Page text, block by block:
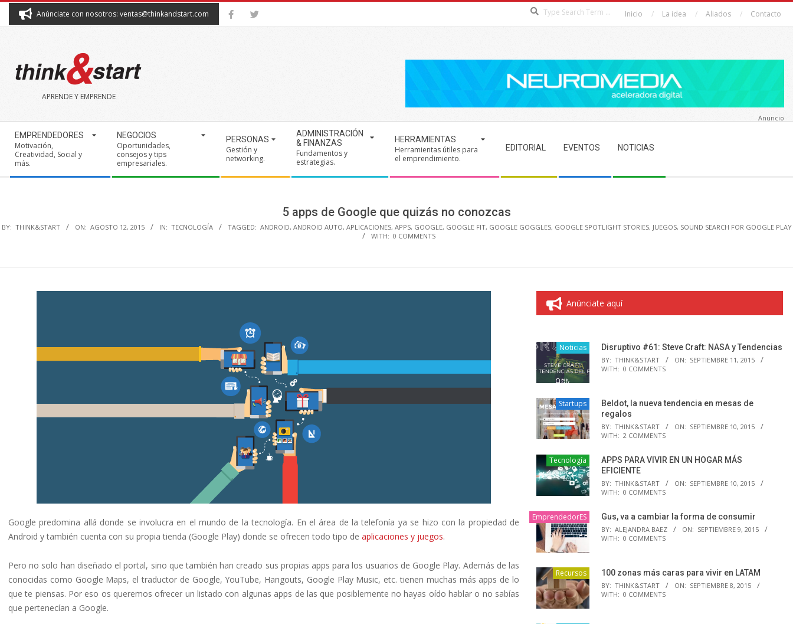
Anúnciate con nosotros: ventas@thinkandstart.com Inicio La idea Aliados Contacto
THINK&START
APRENDE Y EMPRENDE
Navigation
Menu
EMPRENDEDORES
Motivación,
Creatividad, Social y
más.
NEGOCIOS
Oportunidades,
consejos y tips
empresariales.
PERSONAS
Gestión y
networking.
ADMINISTRACIÓN
& FINANZAS
Fundamentos y
estrategias.
HERRAMIENTAS
Herramientas útiles para
el emprendimiento.
EDITORIAL EVENTOS NOTICIAS
Anuncio
5 apps de Google que quizás no conozcas
BY: THINK&START ON: AGOSTO 12, 2015 IN: TECNOLOGÍA TAGGED: ANDROID, ANDROID AUTO, APLICACIONES, APPS, GOOGLE, GOOGLE FIT, GOOGLE GOGGLES, GOOGLE SPOTLIGHT STORIES, JUEGOS, SOUND SEARCH FOR GOOGLE PLAY
WITH: 0 COMMENTS
Google predomina allá donde se involucra en el mundo de la tecnología. En el área de la telefonía ya se hizo con la propiedad de
Android y también cuenta con su propia tienda (Google Play) donde se ofrecen todo tipo de aplicaciones y juegos.
Pero no solo han diseñado el portal, sino que también han creado sus propias apps para los usuarios de Google Play. Además de las
conocidas como Google Maps, el traductor de Google, YouTube, Hangouts, Google Play Music, etc. tienen muchas más apps de lo
que te piensas. Por eso os queremos ofrecer un listado con algunas apps de las que posiblemente no hayas oído hablar o no sabías
que pertenecían a Google.
Anúnciate aquí
Noticias Disruptivo #61: Steve Craft: NASA y Tendencias
BY: THINK&START ON: SEPTIEMBRE 11, 2015
WITH: 0 COMMENTS
Startups
Beldot, la nueva tendencia en mesas de
regalos
BY: THINK&START ON: SEPTIEMBRE 10, 2015
WITH: 2 COMMENTS
Tecnología
APPS PARA VIVIR EN UN HOGAR MÁS
EFICIENTE
BY: THINK&START ON: SEPTIEMBRE 10, 2015
WITH: 0 COMMENTS
EmprendedorES Gus, va a cambiar la forma de consumir
BY: ALEJANDRA BAEZ ON: SEPTIEMBRE 9, 2015
WITH: 0 COMMENTS
Recursos 100 zonas más caras para vivir en LATAM
BY: THINK&START ON: SEPTIEMBRE 8, 2015
WITH: 0 COMMENTS